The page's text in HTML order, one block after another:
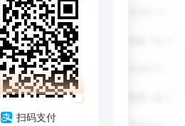
扫码支付